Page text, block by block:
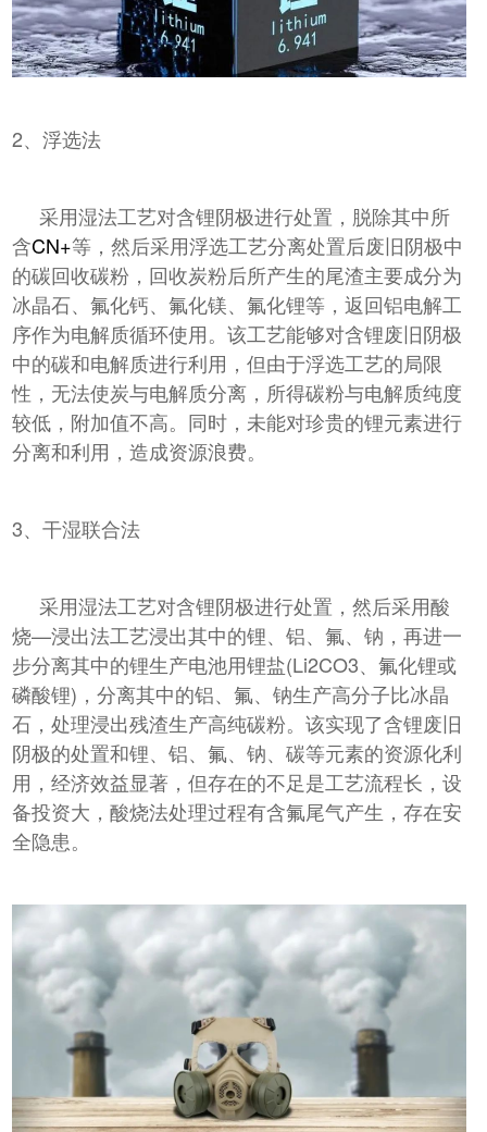
2、浮选法
采用湿法工艺对含锂阴极进行处置，脱除其中所
含CN+等，然后采用浮选工艺分离处置后废旧阴极中
的碳回收碳粉，回收炭粉后所产生的尾渣主要成分为
冰晶石、氟化钙、氟化镁、氟化锂等，返回铝电解工
序作为电解质循环使用。该工艺能够对含锂废旧阴极
中的碳和电解质进行利用，但由于浮选工艺的局限
性，无法使炭与电解质分离，所得碳粉与电解质纯度
较低，附加值不高。同时，未能对珍贵的锂元素进行
分离和利用，造成资源浪费。
3、干湿联合法
采用湿法工艺对含锂阴极进行处置，然后采用酸
烧—浸出法工艺浸出其中的锂、铝、氟、钠，再进一
步分离其中的锂生产电池用锂盐(Li2CO3、氟化锂或
磷酸锂)，分离其中的铝、氟、钠生产高分子比冰晶
石，处理浸出残渣生产高纯碳粉。该实现了含锂废旧
阴极的处置和锂、铝、氟、钠、碳等元素的资源化利
用，经济效益显著，但存在的不足是工艺流程长，设
备投资大，酸烧法处理过程有含氟尾气产生，存在安
全隐患。